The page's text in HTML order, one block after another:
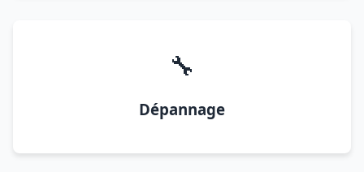
🔧
Dépannage